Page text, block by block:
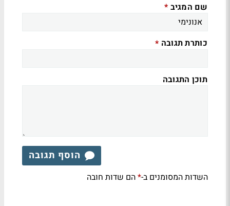
שם המגיב *
כותרת תגובה *
תוכן התגובה
הוסף תגובה
השדות המסומנים ב-*הם שדות חובה